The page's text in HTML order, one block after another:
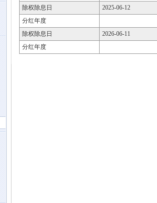
除权除息日
2025-06-12
分红年度
除权除息日
2026-06-11
分红年度